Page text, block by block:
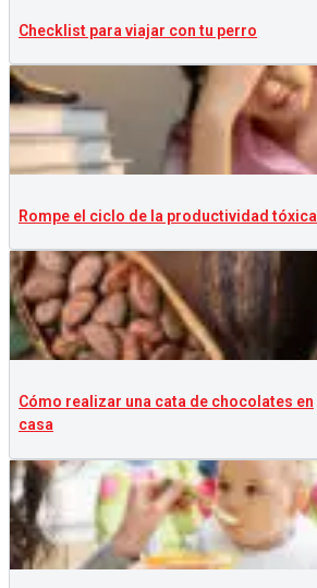
Checklist para viajar con tu perro
Rompe el ciclo de la productividad tóxica
Cómo realizar una cata de chocolates en
casa